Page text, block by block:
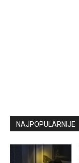
NAJPOPULARNIJE